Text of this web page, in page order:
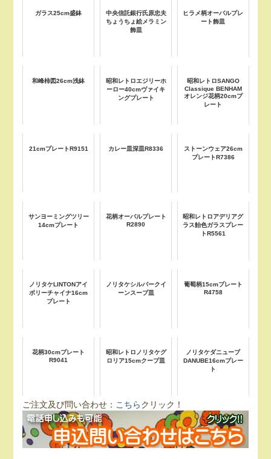
ガラス25cm盛鉢
中央信託銀行氏原忠夫
ちょうちょ絵メラミン
飾皿
ヒラメ柄オーバルプレ
ート飾皿
和峰柿図26cm浅鉢
昭和レトロエジリーホ
ーロー40cmヴァイキ
ングプレート
昭和レトロSANGO
Classique BENHAM
オレンジ花柄20cmプ
レート
21cmプレートR9151 カレー皿深皿R8336
ストーンウェア26cm
プレートR7386
サンヨーミングツリー
14cmプレート
花柄オーバルプレート
R2890
昭和レトロアデリアグ
ラス飴色ガラスプレー
トR5561
ノリタケLINTONアイ
ボリーチャイナ16cm
プレート
ノリタケシルバークイ
ーンスープ皿
葡萄柄15cmプレート
R4758
花柄30cmプレート
R9041
昭和レトロノリタケグ
ロリア15cmクープ皿
ノリタケダニューブ
DANUBE16cmプレー
ト
ご注文及び問い合わせ： こちらクリック！